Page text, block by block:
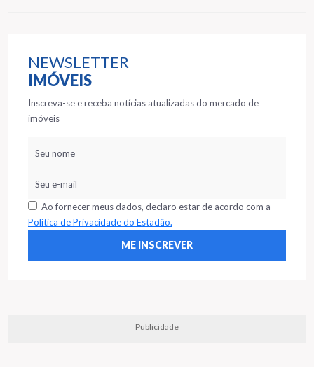
NEWSLETTER
IMÓVEIS
Inscreva-se e receba notícias atualizadas do mercado de
imóveis
Ao fornecer meus dados, declaro estar de acordo com a
Política de Privacidade do Estadão.
Publicidade